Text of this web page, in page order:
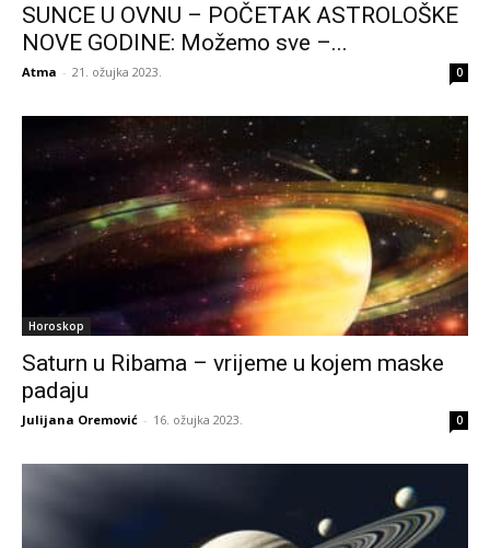
SUNCE U OVNU – POČETAK ASTROLOŠKE
NOVE GODINE: Možemo sve –...
Atma - 21. ožujka 2023. 0
Horoskop
Saturn u Ribama – vrijeme u kojem maske
padaju
Julijana Oremović - 16. ožujka 2023. 0